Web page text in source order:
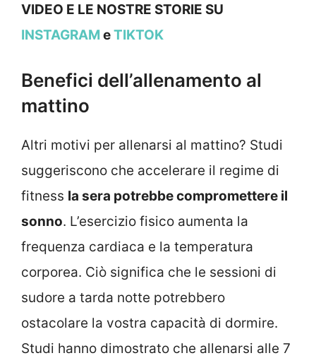
VIDEO E LE NOSTRE STORIE SU
INSTAGRAMeTIKTOK
Benefici dell’allenamento al
mattino
Altri motivi per allenarsi al mattino? Studi
suggeriscono che accelerare il regime di
fitness la sera potrebbe compromettere il
sonno. L’esercizio fisico aumenta la
frequenza cardiaca e la temperatura
corporea. Ciò significa che le sessioni di
sudore a tarda notte potrebbero
ostacolare la vostra capacità di dormire.
Studi hanno dimostrato che allenarsi alle 7